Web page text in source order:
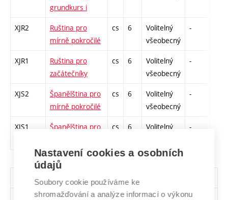
grundkurs i
XJR2
Ruština pro
mírně pokročilé
cs 6
Volitelný
všeobecný
-
XJR1
Ruština pro
začátečníky
cs 6
Volitelný
všeobecný
-
XJS2
Španělština pro
mírně pokročilé
cs 6
Volitelný
všeobecný
-
XJS1
Španělština pro
cs 6
Volitelný
-
Všechny skupiny volitelných předmětů
Počet
Předměty
Nastavení cookies a osobních
údajů
Soubory cookie používáme ke
shromažďování a analýze informací o výkonu